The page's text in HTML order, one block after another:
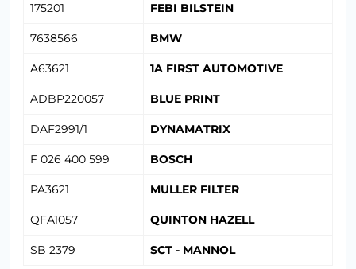
175201 FEBI BILSTEIN
7638566 BMW
A63621 1A FIRST AUTOMOTIVE
ADBP220057 BLUE PRINT
DAF2991/1 DYNAMATRIX
F 026 400 599 BOSCH
PA3621 MULLER FILTER
QFA1057 QUINTON HAZELL
SB 2379 SCT - MANNOL